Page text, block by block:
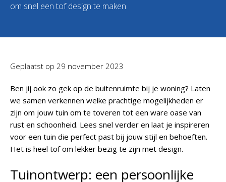
om snel een tof design te maken
Geplaatst op 29 november 2023
Ben jij ook zo gek op de buitenruimte bij je woning? Laten
we samen verkennen welke prachtige mogelijkheden er
zijn om jouw tuin om te toveren tot een ware oase van
rust en schoonheid. Lees snel verder en laat je inspireren
voor een tuin die perfect past bij jouw stijl en behoeften.
Het is heel tof om lekker bezig te zijn met design.
Tuinontwerp: een persoonlijke